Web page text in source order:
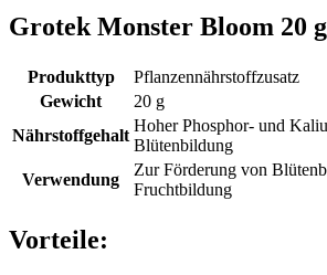
Grotek Monster Bloom 20 g
Produkttyp
Pflanzennährstoffzusatz
Gewicht
20 g
Nährstoffgehalt
Hoher Phosphor- und
Blütenbildung
Verwendung
Zur Förderung von
Fruchtbildung
Vorteile: